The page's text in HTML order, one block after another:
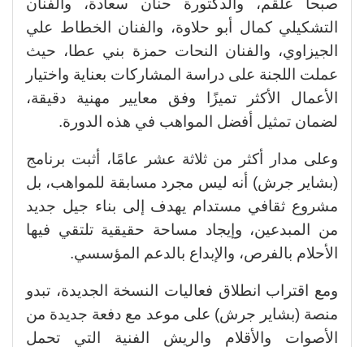
صبحا علقم، والدكتورة حنان سعادة، والفنان
التشكيلي كمال أبو حلاوة، والفنان الخطاط علي
الجيزاوي، والفنان النحات حمزة بني عطا، حيث
عملت اللجنة على دراسة المشاركات بعناية واختيار
الأعمال الأكثر تميزًا وفق معايير مهنية دقيقة،
لضمان تمثيل أفضل المواهب في هذه الدورة.
وعلى مدار أكثر من ثلاثة عشر عامًا، أثبت برنامج
(بشاير جرش) أنه ليس مجرد مسابقة للمواهب، بل
مشروع ثقافي مستدام يهدف إلى بناء جيل جديد
من المبدعين، وإيجاد مساحة حقيقية تلتقي فيها
الأحلام بالفرص، والإبداع بالدعم المؤسسي.
ومع اقتراب انطلاق فعاليات النسخة الجديدة، تبدو
منصة (بشاير جرش) على موعد مع دفعة جديدة من
الأصوات والأقلام والريش الفنية التي تحمل